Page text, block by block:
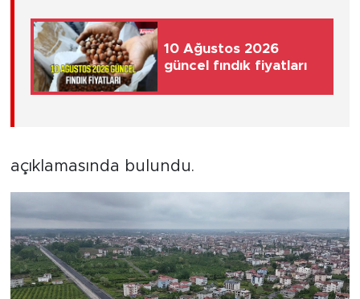
10 Ağustos 2026
güncel fındık fiyatları
açıklamasında bulundu.